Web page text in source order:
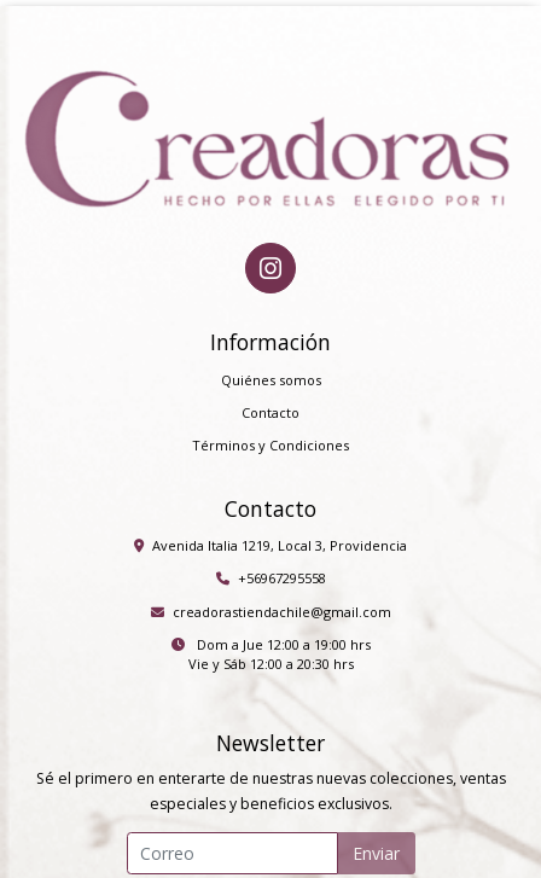
Información
Quiénes somos
Contacto
Términos y Condiciones
Contacto
Avenida Italia 1219, Local 3, Providencia
+56967295558
creadorastiendachile@gmail.com
Dom a Jue 12:00 a 19:00 hrs
Vie y Sáb 12:00 a 20:30 hrs
Newsletter
Sé el primero en enterarte de nuestras nuevas colecciones, ventas
especiales y beneficios exclusivos.
Enviar